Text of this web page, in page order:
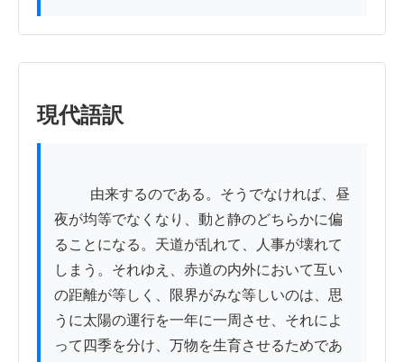
現代語訳
夜が均等でなくなり、動と静のどちらかに偏
ることになる。天道が乱れて、人事が壊れて
しまう。それゆえ、赤道の内外において互い
の距離が等しく、限界がみな等しいのは、思
うに太陽の運行を一年に一周させ、それによ
って四季を分け、万物を生育させるためであ